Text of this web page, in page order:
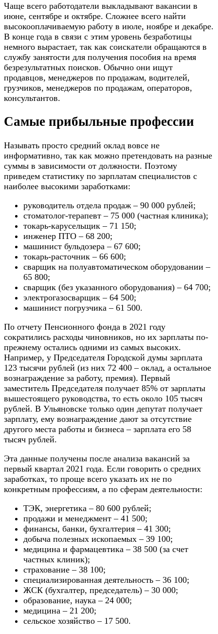
Чаще всего работодатели выкладывают вакансии в
июне, сентябре и октябре. Сложнее всего найти
высокооплачиваемую работу в июле, ноябре и декабре.
В конце года в связи с этим уровень безработицы
немного вырастает, так как соискатели обращаются в
службу занятости для получения пособия на время
безрезультатных поисков. Обычно они ищут
продавцов, менеджеров по продажам, водителей,
грузчиков, менеджеров по продажам, операторов,
консультантов.
Самые прибыльные профессии
Называть просто средний оклад вовсе не
информативно, так как можно претендовать на разные
суммы в зависимости от должности. Поэтому
приведем статистику по зарплатам специалистов с
наиболее высокими заработками:
руководитель отдела продаж – 90 000 рублей;
стоматолог-терапевт – 75 000 (частная клиника);
токарь-карусельщик – 71 150;
инженер ПТО – 68 200;
машинист бульдозера – 67 600;
токарь-расточник – 66 600;
сварщик на полуавтоматическом оборудовании –
65 800;
сварщик (без указанного оборудования) – 64 700;
электрогазосварщик – 64 500;
машинист погрузчика – 61 500.
По отчету Пенсионного фонда в 2021 году
сократились расходы чиновников, но их зарплаты по-
прежнему остались одними из самых высоких.
Например, у Председателя Городской думы зарплата
123 тысячи рублей (из них 72 400 – оклад, а остальное
вознаграждение за работу, премия). Первый
заместитель Председателя получает 85% от зарплаты
вышестоящего руководства, то есть около 105 тысяч
рублей. В Ульяновске только один депутат получает
зарплату, ему вознаграждение дают за отсутствие
другого места работы и бизнеса – зарплата его 58
тысяч рублей.
Эта данные получены после анализа вакансий за
первый квартал 2021 года. Если говорить о средних
заработках, то проще всего указать их не по
конкретным профессиям, а по сферам деятельности:
ТЭК, энергетика – 80 600 рублей;
продажи и менеджмент – 41 500;
финансы, банки, бухгалтерия – 41 300;
добыча полезных ископаемых – 39 100;
медицина и фармацевтика – 38 500 (за счет
частных клиник);
страхование – 38 100;
специализированная деятельность – 36 100;
ЖСК (бухгалтер, председатель) – 30 000;
образование, наука – 24 000;
медицина – 21 200;
сельское хозяйство – 17 500.